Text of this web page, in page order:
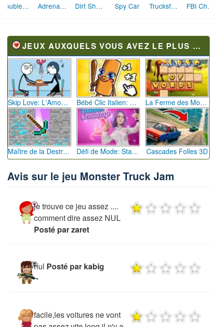
Double Pursuit Adrenaline Supercars Dirt Showdown Spy Car Trucksformers 2 FBI Chase
JEUX AUXQUELS VOUS AVEZ LE PLUS JOUÉ
Skip Love: L'Amour en Péril Bébé Clic Italien: La Folie des Petits Bambins La Ferme des Mots - Cultivez votre Vocabulaire
Maître de la Destruction: Fusion de Pioches Défi de Mode: Star du Podium Cascades Folles 3D
Avis sur le jeu Monster Truck Jam
je trouve ce jeu assez ....
comment dire assez NUL
Posté par zaret
nul Posté par kabig
facile,les voitures ne vont